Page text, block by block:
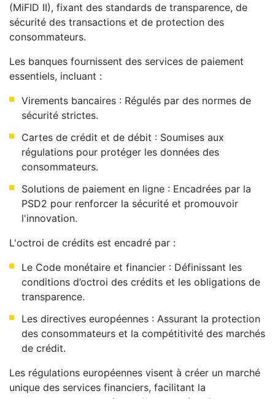
(MiFID II), fixant des standards de transparence, de
sécurité des transactions et de protection des
consommateurs.
Les banques fournissent des services de paiement
essentiels, incluant :
Virements bancaires : Régulés par des normes de
sécurité strictes.
Cartes de crédit et de débit : Soumises aux
régulations pour protéger les données des
consommateurs.
Solutions de paiement en ligne : Encadrées par la
PSD2 pour renforcer la sécurité et promouvoir
l'innovation.
L'octroi de crédits est encadré par :
Le Code monétaire et financier : Définissant les
conditions d’octroi des crédits et les obligations de
transparence.
Les directives européennes : Assurant la protection
des consommateurs et la compétitivité des marchés
de crédit.
Les régulations européennes visent à créer un marché
unique des services financiers, facilitant la